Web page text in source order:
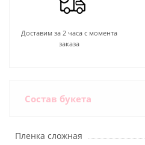
Доставим за 2 часа с момента
заказа
Состав букета
Пленка сложная